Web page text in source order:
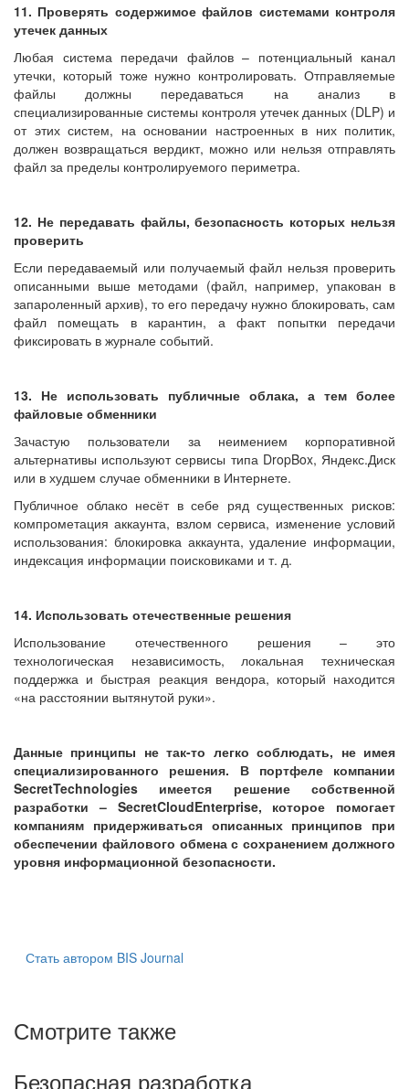
11. Проверять содержимое файлов системами контроля
утечек данных
Любая система передачи файлов – потенциальный канал
утечки, который тоже нужно контролировать. Отправляемые
файлы должны передаваться на анализ в
специализированные системы контроля утечек данных (DLP) и
от этих систем, на основании настроенных в них политик,
должен возвращаться вердикт, можно или нельзя отправлять
файл за пределы контролируемого периметра.
12. Не передавать файлы, безопасность которых нельзя
проверить
Если передаваемый или получаемый файл нельзя проверить
описанными выше методами (файл, например, упакован в
запароленный архив), то его передачу нужно блокировать, сам
файл помещать в карантин, а факт попытки передачи
фиксировать в журнале событий.
13. Не использовать публичные облака, а тем более
файловые обменники
Зачастую пользователи за неимением корпоративной
альтернативы используют сервисы типа DropBox, Яндекс.Диск
или в худшем случае обменники в Интернете.
Публичное облако несёт в себе ряд существенных рисков:
компрометация аккаунта, взлом сервиса, изменение условий
использования: блокировка аккаунта, удаление информации,
индексация информации поисковиками и т. д.
14. Использовать отечественные решения
Использование отечественного решения – это
технологическая независимость, локальная техническая
поддержка и быстрая реакция вендора, который находится
«на расстоянии вытянутой руки».
Данные принципы не так-то легко соблюдать, не имея
специализированного решения. В портфеле компании
SecretTechnologies имеется решение собственной
разработки – SecretCloudEnterprise, которое помогает
компаниям придерживаться описанных принципов при
обеспечении файлового обмена с сохранением должного
уровня информационной безопасности.
Стать автором BIS Journal
Смотрите также
Безопасная разработка